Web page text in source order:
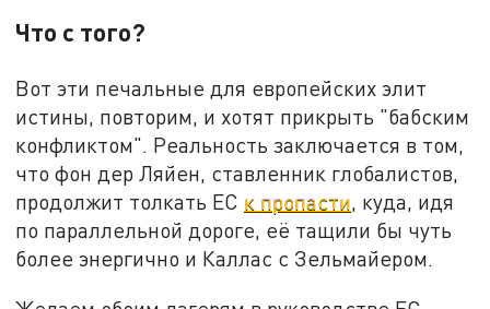
Что с того?
Вот эти печальные для европейских элит
истины, повторим, и хотят прикрыть "бабским
конфликтом". Реальность заключается в том,
что фон дер Ляйен, ставленник глобалистов,
продолжит толкать ЕС к пропасти, куда, идя
по параллельной дороге, её тащили бы чуть
более энергично и Каллас с Зельмайером.